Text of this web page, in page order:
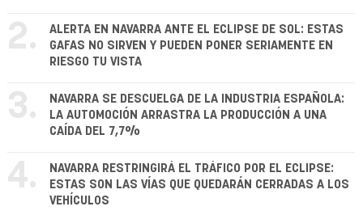
2.
ALERTA EN NAVARRA ANTE EL ECLIPSE DE SOL: ESTAS
GAFAS NO SIRVEN Y PUEDEN PONER SERIAMENTE EN
RIESGO TU VISTA
3.
NAVARRA SE DESCUELGA DE LA INDUSTRIA ESPAÑOLA:
LA AUTOMOCIÓN ARRASTRA LA PRODUCCIÓN A UNA
CAÍDA DEL 7,7%
4.
NAVARRA RESTRINGIRÁ EL TRÁFICO POR EL ECLIPSE:
ESTAS SON LAS VÍAS QUE QUEDARÁN CERRADAS A LOS
VEHÍCULOS